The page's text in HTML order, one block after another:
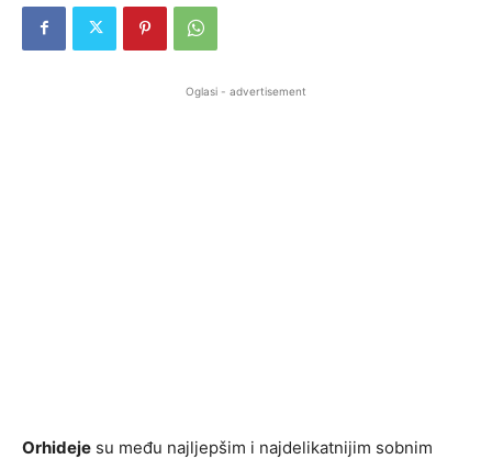
Oglasi - advertisement
Orhideje su među najljepšim i najdelikatnijim sobnim